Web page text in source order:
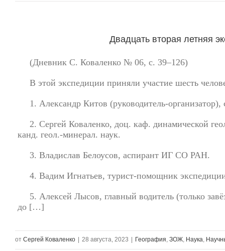
Двадцать вторая летняя
(Дневник С. Коваленко № 06, с. 39–126)
В этой экспедиции приняли участие шесть
1. Александр Китов (руководитель-
2. Сергей Коваленко, доц. каф. динамической
канд. геол.-минерал. наук.
3. Владислав Белоусов, аспирант ИГ СО РАН.
4. Вадим Игнатьев, турист-помощник
5. Алексей Лысов, главный водитель (только
до […]
от Сергей Коваленко 28 августа, 2023 География, ЗОЖ, Наука,